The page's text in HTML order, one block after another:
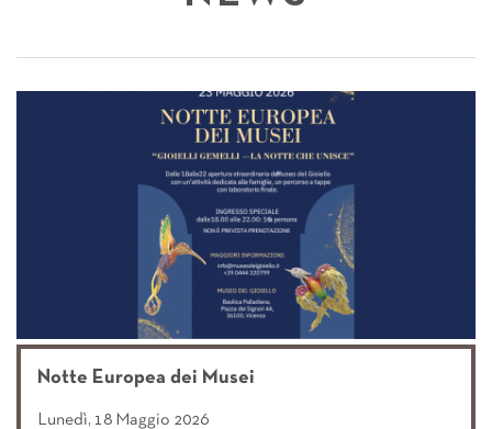
Notte Europea dei Musei
Lunedì, 18 Maggio 2026